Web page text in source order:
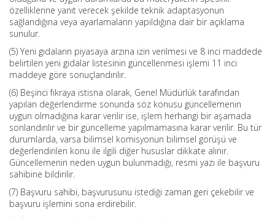
özelliklerine yanıt verecek şekilde teknik adaptasyonun
sağlandığına veya ayarlamaların yapıldığına dair bir açıklama
sunulur.
(5) Yeni gıdaların piyasaya arzına izin verilmesi ve 8 inci maddede
belirtilen yeni gıdalar listesinin güncellenmesi işlemi 11 inci
maddeye göre sonuçlandırılır.
(6) Beşinci fıkraya istisna olarak, Genel Müdürlük tarafından
yapılan değerlendirme sonunda söz konusu güncellemenin
uygun olmadığına karar verilir ise, işlem herhangi bir aşamada
sonlandırılır ve bir güncelleme yapılmamasına karar verilir. Bu tür
durumlarda, varsa bilimsel komisyonun bilimsel görüşü ve
değerlendirilen konu ile ilgili diğer hususlar dikkate alınır.
Güncellemenin neden uygun bulunmadığı, resmi yazı ile başvuru
sahibine bildirilir.
(7) Başvuru sahibi, başvurusunu istediği zaman geri çekebilir ve
başvuru işlemini sona erdirebilir.